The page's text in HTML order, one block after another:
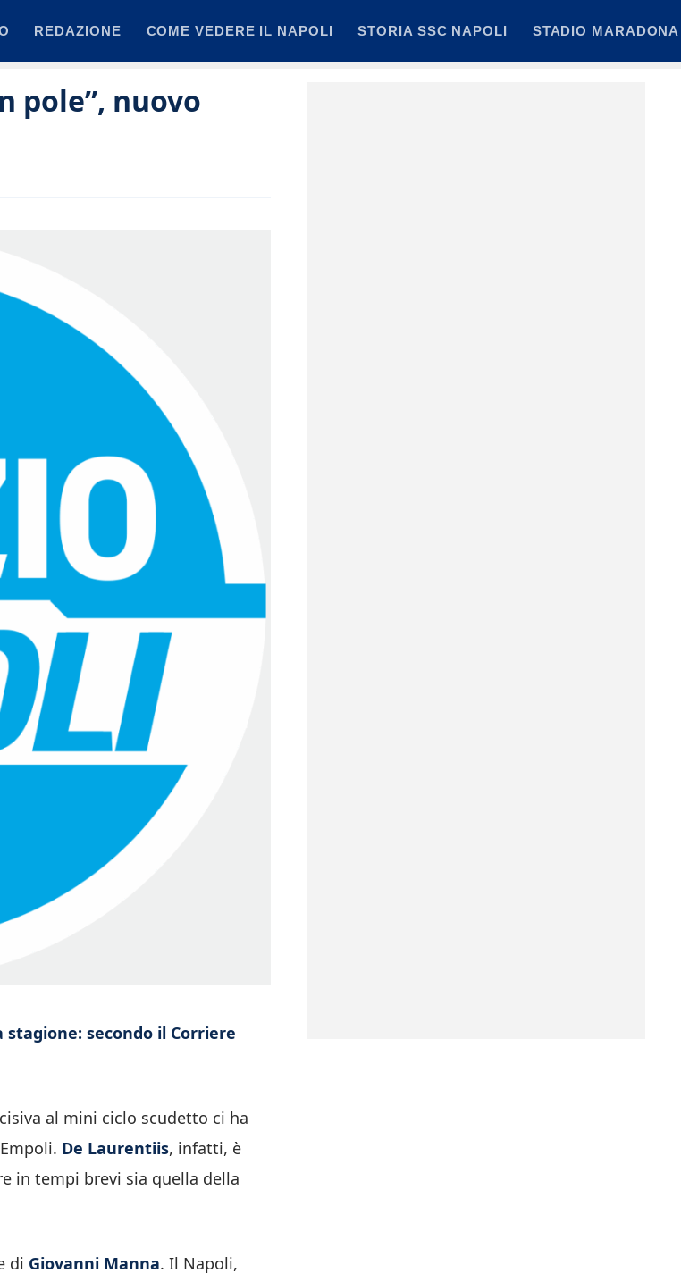
REDAZIONE COME VEDERE IL NAPOLI STORIA SSC NAPOLI STADIO MARADONA
pole”, nuovo
secondo il Corriere
al mini ciclo scudetto ci ha
De Laurentiis, infatti, è
in tempi brevi sia quella della
di Giovanni Manna. Il Napoli,